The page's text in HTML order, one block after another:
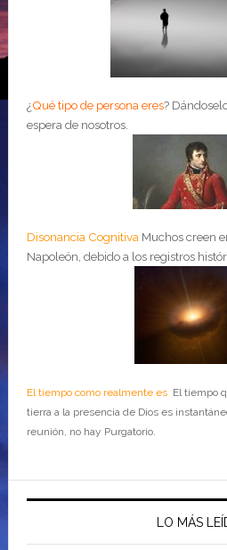
¿Qué tipo de persona eres?
espera de nosotros.
Disonancia Cognitiva Muchos creen
Napoleón, debido a los registros
El tiempo como realmente esEl tiempo
tierra a la presencia de Dios es
reunión, no hay Purgatorio.
LO MÁS